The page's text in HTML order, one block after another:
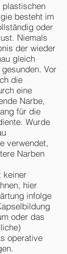
plastischen
besteht im
oder
Niemals
der wieder
gleich
Vor
die
eine
Narbe,
für die
Wurde
verwendet,
Narben
keiner
hier
infolge
oder das
operative